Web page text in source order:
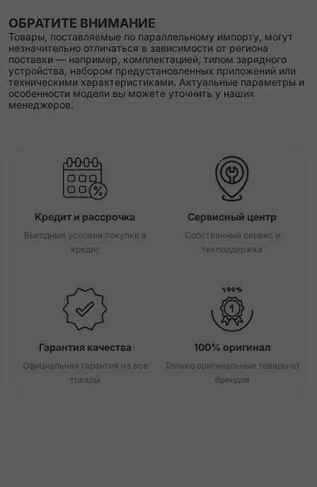
ОБРАТИТЕ ВНИМАНИЕ
Товары, поставляемые по параллельному импорту, могут
незначительно отличаться в зависимости от региона
поставки — например, комплектацией, типом зарядного
устройства, набором предустановленных приложений или
техническими характеристиками. Актуальные параметры и
особенности модели вы можете уточнить у наших
менеджеров.
Кредит и рассрочка
Выгодные условия покупки в
кредит
Сервисный центр
Собственный сервис и
техподдержка
Гарантия качества
Официальная гарантия на все
товары
100% оригинал
Только оригинальные товары от
брендов